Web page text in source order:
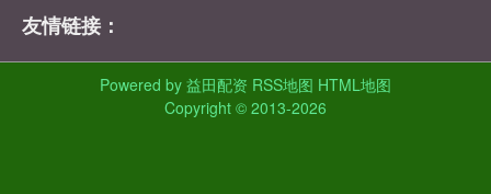
友情链接：
Powered by 益田配资 RSS地图 HTML地图
Copyright © 2013-2026